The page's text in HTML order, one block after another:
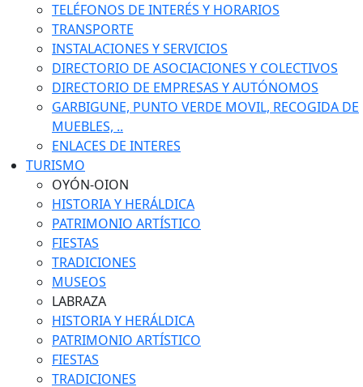
TELÉFONOS DE INTERÉS Y HORARIOS
TRANSPORTE
INSTALACIONES Y SERVICIOS
DIRECTORIO DE ASOCIACIONES Y COLECTIVOS
DIRECTORIO DE EMPRESAS Y AUTÓNOMOS
GARBIGUNE, PUNTO VERDE MOVIL, RECOGIDA DE
MUEBLES, ..
ENLACES DE INTERES
TURISMO
OYÓN-OION
HISTORIA Y HERÁLDICA
PATRIMONIO ARTÍSTICO
FIESTAS
TRADICIONES
MUSEOS
LABRAZA
HISTORIA Y HERÁLDICA
PATRIMONIO ARTÍSTICO
FIESTAS
TRADICIONES